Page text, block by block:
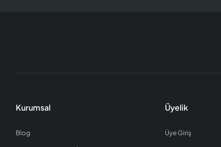
Kurumsal
Blog
Üyelik
Üye Giriş